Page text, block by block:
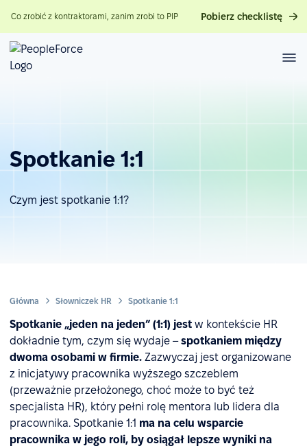
Co zrobić z kontraktorami, zanim zrobi to PIP Pobierz checklistę
Spotkanie 1:1
Czym jest spotkanie 1:1?
Główna Słowniczek HR Spotkanie 1:1
Spotkanie „jeden na jeden” (1:1) jest w kontekście HR
dokładnie tym, czym się wydaje –spotkaniem między
dwoma osobami w firmie. Zazwyczaj jest organizowane
z inicjatywy pracownika wyższego szczeblem
(przeważnie przełożonego, choć może to być też
specjalista HR), który pełni rolę mentora lub lidera dla
pracownika. Spotkanie 1:1 ma na celu wsparcie
pracownika w jego roli, by osiągał lepsze wyniki na